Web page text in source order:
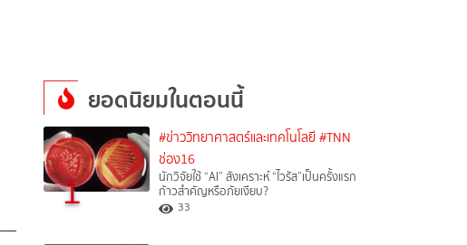
ยอดนิยมในตอนนี้
1
#ข่าววิทยาศาสตร์และเทคโนโลยี #TNN
ช่อง16
นักวิจัยใช้ “AI” สังเคราะห์ “ไวรัส”เป็นครั้งแรก
ก้าวสำคัญหรือภัยเงียบ?
33